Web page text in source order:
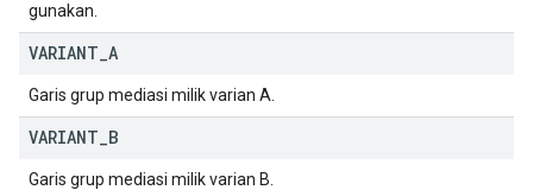
gunakan.
VARIANT A
Garis grup mediasi milik varian A.
VARIANT B
Garis grup mediasi milik varian B.